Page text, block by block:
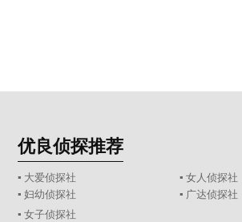
优良侦探推荐
▪ 大爱侦探社
▪ 女人侦探社
▪ 妇幼侦探社
▪ 广达侦探社
▪ 女子侦探社